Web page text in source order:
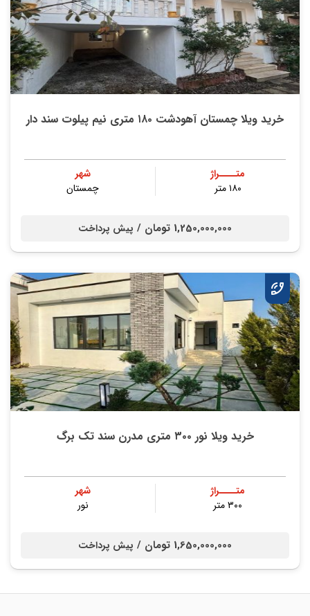
خرید ویلا چمستان آهودشت ۱۸۰ متری نیم پیلوت سند دار
متــــراژ
۱۸۰ متر
شهر
چمستان
1,250,000,000 تومان / پیش پرداخت
خرید ویلا نور ۳۰۰ متری مدرن سند تک برگ
متــــراژ
۳۰۰ متر
شهر
نور
1,650,000,000 تومان / پیش پرداخت